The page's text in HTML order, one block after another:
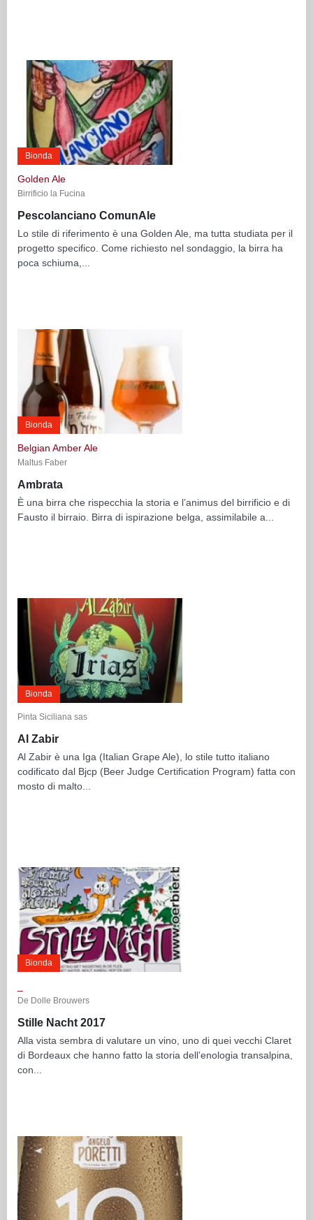
Bionda
Golden Ale
Birrificio la Fucina
Pescolanciano ComunAle
Lo stile di riferimento è una Golden Ale, ma tutta studiata per il
progetto specifico. Come richiesto nel sondaggio, la birra ha
poca schiuma,...
Bionda
Belgian Amber Ale
Maltus Faber
Ambrata
È una birra che rispecchia la storia e l’animus del birrificio e di
Fausto il birraio. Birra di ispirazione belga, assimilabile a...
Bionda
Pinta Siciliana sas
Al Zabir
Al Zabir è una Iga (Italian Grape Ale), lo stile tutto italiano
codificato dal Bjcp (Beer Judge Certification Program) fatta con
mosto di malto...
Bionda
De Dolle Brouwers
Stille Nacht 2017
Alla vista sembra di valutare un vino, uno di quei vecchi Claret
di Bordeaux che hanno fatto la storia dell’enologia transalpina,
con...